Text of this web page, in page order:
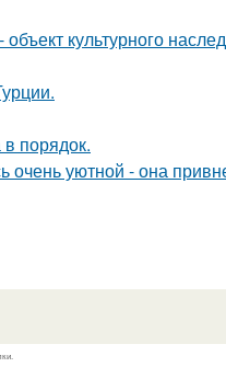
культурного
порядок.
очень уютной - она